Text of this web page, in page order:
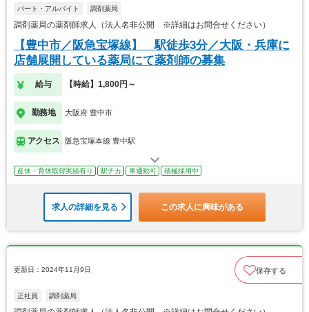
パート・アルバイト 調剤薬局
調剤薬局の薬剤師求人（法人名非公開 ※詳細はお問合せください）
【豊中市／阪急宝塚線】 駅徒歩3分／大阪・兵庫に
店舗展開している薬局にて薬剤師の募集
給与 【時給】1,800円～
勤務地 大阪府 豊中市
アクセス 阪急宝塚本線 豊中駅
産休・育休取得実績有り 駅チカ 車通勤可 積極採用中
求人の詳細を見る この求人に興味がある
更新日：2024年11月9日 保存する
正社員 調剤薬局